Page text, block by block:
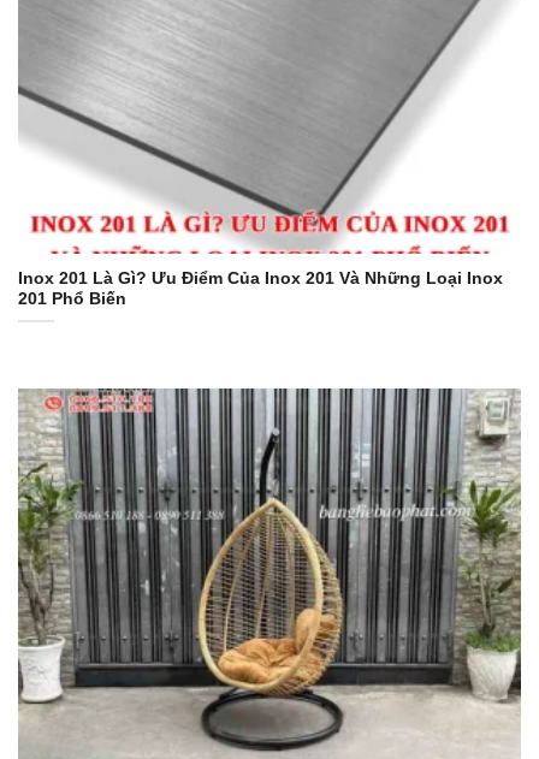
Inox 201 Là Gì? Ưu Điểm Của Inox 201 Và Những Loại Inox
201 Phổ Biến